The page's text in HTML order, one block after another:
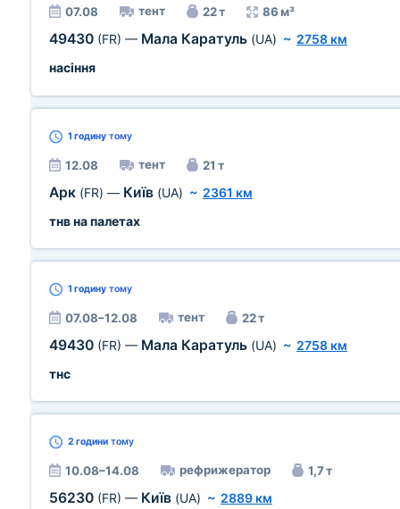
07.08 тент 22 т 86 м³
49430 (FR) — Мала Каратуль (UA) ~ 2758 км
насіння
1 годину тому
12.08 тент 21 т
Арк (FR) — Київ (UA) ~ 2361 км
тнв на палетах
1 годину тому
07.08–12.08 тент 22 т
49430 (FR) — Мала Каратуль (UA) ~ 2758 км
тнс
2 години тому
10.08–14.08 рефрижератор 1,7 т
56230 (FR) — Київ (UA) ~ 2889 км